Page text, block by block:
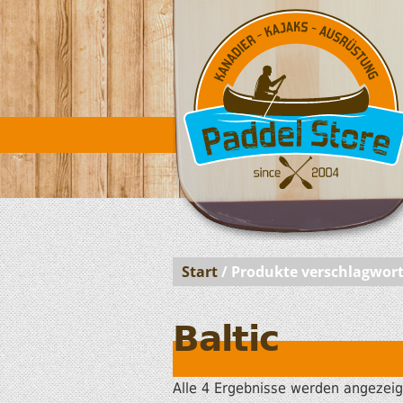
Start/ Produkte
Baltic
Alle 4 Ergebnisse werden